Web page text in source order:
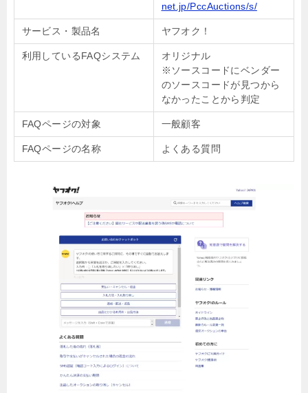
net.jp/PccAuctions/s/
サービス・製品名 ヤフオク！
利用しているFAQシステム
オリジナル
※ソースコードにベンダー
のソースコードが見つから
なかったことから判定
FAQページの対象 一般顧客
FAQページの名称 よくある質問